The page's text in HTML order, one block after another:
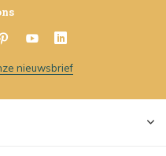
nieuwsbrief